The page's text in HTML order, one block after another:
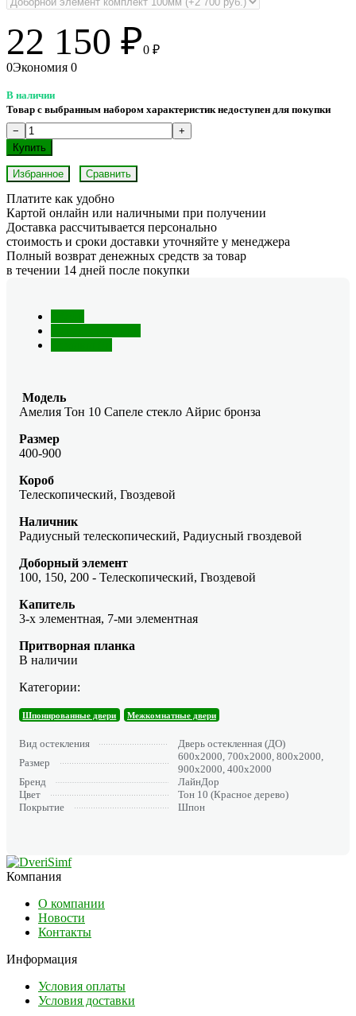
22 150 ₽0 ₽
0Экономия 0
В наличии
Товар с выбранным набором характеристик недоступен для покупки
Избранное Сравнить
Платите как удобно
Картой онлайн или наличными при получении
Доставка рассчитывается персонально
стоимость и сроки доставки уточняйте у менеджера
Полный возврат денежных средств за товар
в течении 14 дней после покупки
Модель
Амелия Тон 10 Сапеле стекло Айрис бронза
Размер
400-900
Короб
Телескопический, Гвоздевой
Наличник
Радиусный телескопический, Радиусный гвоздевой
Доборный элемент
100, 150, 200 - Телескопический, Гвоздевой
Капитель
3-х элементная, 7-ми элементная
Притворная планка
В наличии
Категории:
Шпонированные двери Межкомнатные двери
Вид остекления
Дверь остекленная (ДО)
Размер
600х2000, 700х2000, 800х2000,
900х2000, 400х2000
Бренд
ЛайнДор
Цвет
Тон 10 (Красное дерево)
Покрытие
Шпон
Компания
О компании
Новости
Контакты
Информация
Условия оплаты
Условия доставки